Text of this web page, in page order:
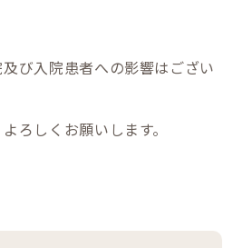
び入院患者への影響はござい
ろしくお願いします。